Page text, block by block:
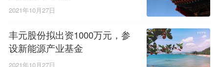
2021年10月27日
丰元股份拟出资1000万元，参
设新能源产业基金
2021年10月27日